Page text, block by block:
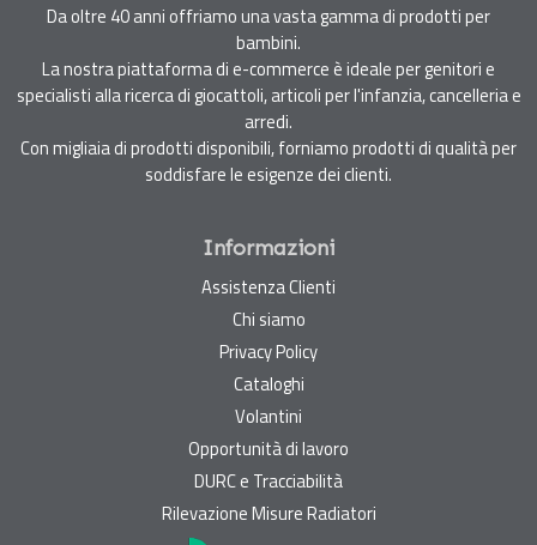
Da oltre 40 anni offriamo una vasta gamma di prodotti per
bambini.
La nostra piattaforma di e-commerce è ideale per genitori e
specialisti alla ricerca di giocattoli, articoli per l'infanzia, cancelleria e
arredi.
Con migliaia di prodotti disponibili, forniamo prodotti di qualità per
soddisfare le esigenze dei clienti.
Informazioni
Assistenza Clienti
Chi siamo
Privacy Policy
Cataloghi
Volantini
Opportunità di lavoro
DURC e Tracciabilità
Rilevazione Misure Radiatori